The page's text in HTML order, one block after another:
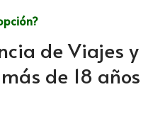
de Viajes y
de 18 años